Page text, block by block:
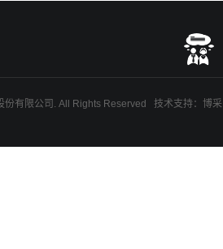
有限公司. All Rights Reserved 技术支持： 博